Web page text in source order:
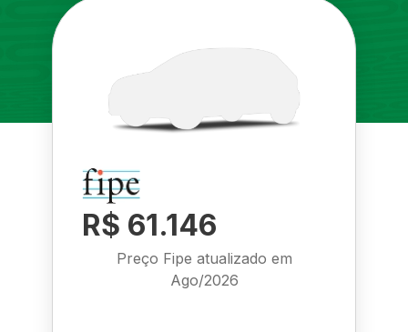
R$ 61.146
Preço Fipe atualizado em
Ago/2026